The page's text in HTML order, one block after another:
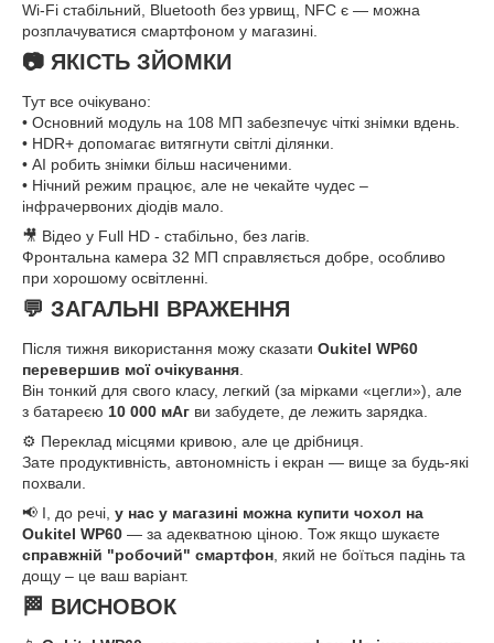
Wi-Fi стабільний, Bluetooth без урвищ, NFC є — можна
розплачуватися смартфоном у магазині.
📷 ЯКІСТЬ ЗЙОМКИ
Тут все очікувано:
• Основний модуль на 108 МП забезпечує чіткі знімки вдень.
• HDR+ допомагає витягнути світлі ділянки.
• AI робить знімки більш насиченими.
• Нічний режим працює, але не чекайте чудес –
інфрачервоних діодів мало.
🎥 Відео у Full HD - стабільно, без лагів.
Фронтальна камера 32 МП справляється добре, особливо
при хорошому освітленні.
💬 ЗАГАЛЬНІ ВРАЖЕННЯ
Після тижня використання можу сказати Oukitel WP60
перевершив мої очікування
Він тонкий для свого класу, легкий (за мірками «цегли»), але
з батареєю 10 000 мАг ви забудете, де лежить зарядка.
⚙️ Переклад місцями кривою, але це дрібниця.
Зате продуктивність, автономність і екран — вище за будь-які
похвали.
📢 І, до речі, у нас у магазині можна купити чохол на
Oukitel WP60 — за адекватною ціною. Тож якщо шукаєте
справжній "робочий" смартфон , який не боїться падінь та
дощу – це ваш варіант.
🏁 ВИСНОВОК